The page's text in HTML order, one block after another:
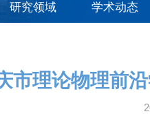
研究领域 学术动态
市理论物理前